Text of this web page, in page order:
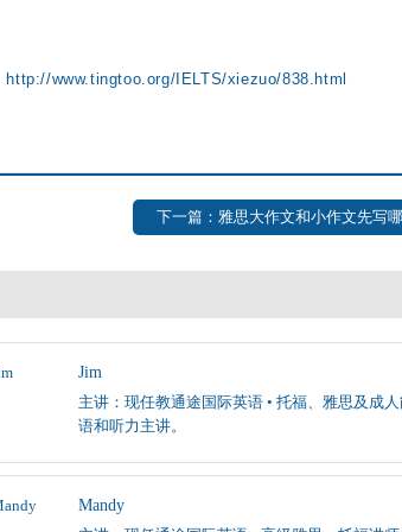
http://www.tingtoo.org/IELTS/xiezuo/838.html
下一篇：雅思大作文和小作文先写
Jim
主讲：现任教通途国际英语 • 托福、雅思及成人
语和听力主讲。
Mandy